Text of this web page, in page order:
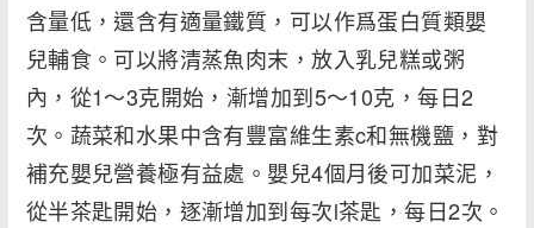
含量低，還含有適量鐵質，可以作爲蛋白質類嬰
兒輔食。可以將清蒸魚肉末，放入乳兒糕或粥
內，從1～3克開始，漸增加到5～10克，每日2
次。蔬菜和水果中含有豐富維生素c和無機鹽，對
補充嬰兒營養極有益處。嬰兒4個月後可加菜泥，
從半茶匙開始，逐漸增加到每次l茶匙，每日2次。